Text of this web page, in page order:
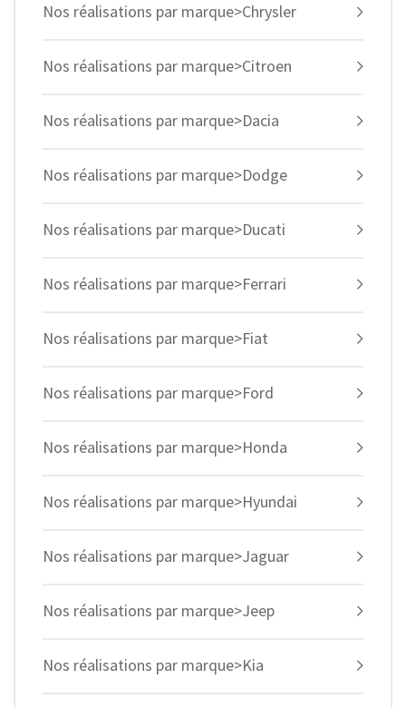
Nos réalisations par marque>Chrysler
Nos réalisations par marque>Citroen
Nos réalisations par marque>Dacia
Nos réalisations par marque>Dodge
Nos réalisations par marque>Ducati
Nos réalisations par marque>Ferrari
Nos réalisations par marque>Fiat
Nos réalisations par marque>Ford
Nos réalisations par marque>Honda
Nos réalisations par marque>Hyundai
Nos réalisations par marque>Jaguar
Nos réalisations par marque>Jeep
Nos réalisations par marque>Kia